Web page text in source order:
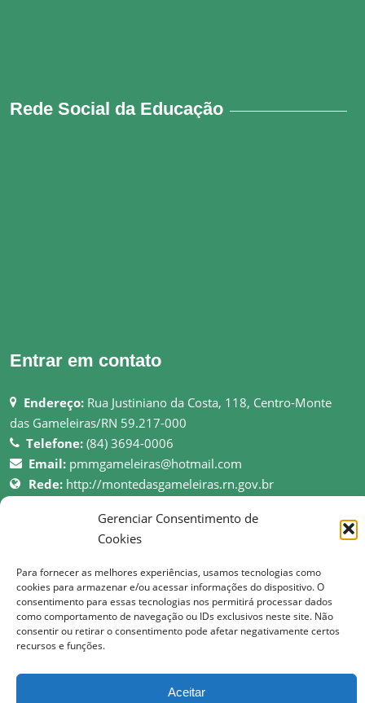
Gerenciar Consentimento de
Cookies
Para fornecer as melhores experiências, usamos tecnologias como
cookies para armazenar e/ou acessar informações do dispositivo. O
consentimento para essas tecnologias nos permitirá processar dados
como comportamento de navegação ou IDs exclusivos neste site. Não
consentir ou retirar o consentimento pode afetar negativamente certos
recursos e funções.
Aceitar
Rede Social da Educação
Entrar em contato
Endereço: Rua Justiniano da Costa, 118, Centro-Monte
das Gameleiras/RN 59.217-000
Telefone: (84) 3694-0006
Email: pmmgameleiras@hotmail.com
Rede: http://montedasgameleiras.rn.gov.br
Atendimento ao Público: 08h as 13h
© Copyright 2017 Prefeitura Municipal de Monte das Gameleiras | Todos os
direitos reservados